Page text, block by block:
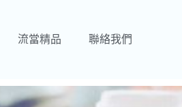
流當精品 聯絡我們